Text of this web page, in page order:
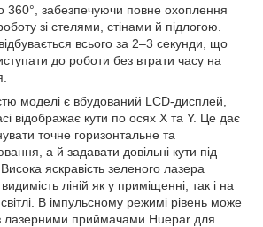
360°, забезпечуючи повне охоплення
зі стелями, стінами й підлогою.
всього за 2–3 секунди, що
до роботи без втрати часу на
моделі є вбудований LCD-дисплей,
відображає кути по осях X та Y. Це дає
точне горизонтальне та
а й задавати довільні кути під
яскравість зеленого лазера
ліній як у приміщенні, так і на
В імпульсному режимі рівень може
лазерними приймачами Huepar для